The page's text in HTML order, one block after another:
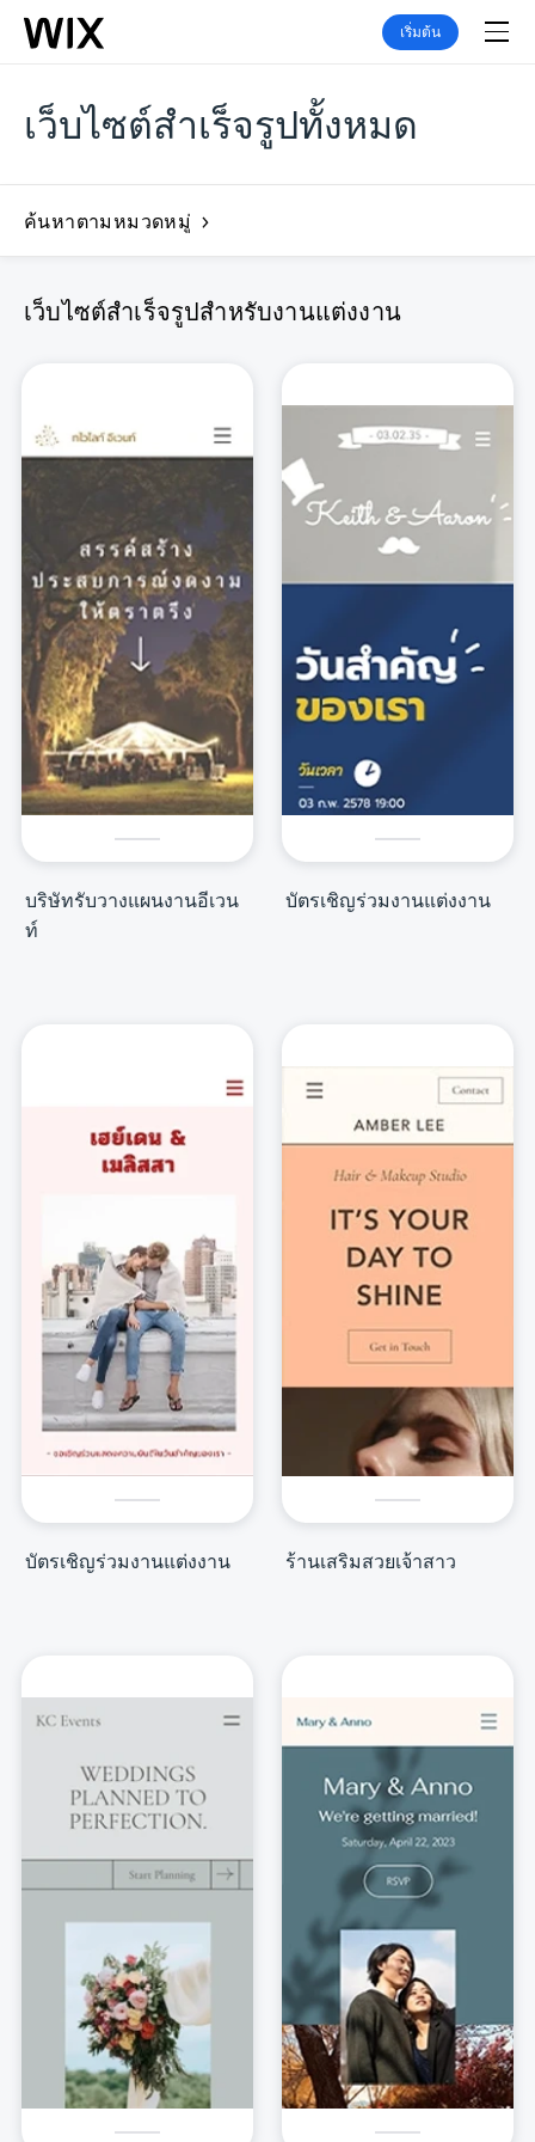
เริ่มต้น
เว็บไซต์สำเร็จรูปทั้งหมด
ค้นหาตามหมวดหมู่
เว็บไซต์สำเร็จรูปสำหรับงานแต่งงาน
บริษัทรับวางแผนงานอีเวน
ท์
บัตรเชิญร่วมงานแต่งงาน
บัตรเชิญร่วมงานแต่งงาน ร้านเสริมสวยเจ้าสาว